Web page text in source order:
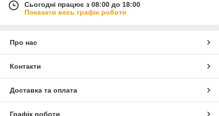
Сьогодні працює з 08:00 до 18:00
Показати весь графік роботи
Про нас
Контакти
Доставка та оплата
Графік роботи